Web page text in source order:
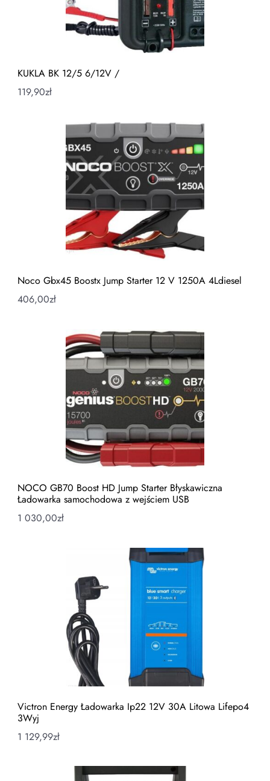
KUKLA BK 12/5 6/12V /
119,90zł
Noco Gbx45 Boostx Jump Starter 12 V 1250A 4Ldiesel
406,00zł
NOCO GB70 Boost HD Jump Starter Błyskawiczna
Ładowarka samochodowa z wejściem USB
1 030,00zł
Victron Energy Ładowarka Ip22 12V 30A Litowa Lifepo4
3Wyj
1 129,99zł